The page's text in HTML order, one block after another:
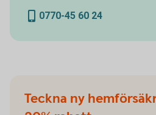
0770-45 60 24
Teckna ny